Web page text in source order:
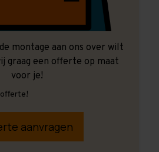
montage aan ons over wilt
graag een offerte op maat
voor je!
offerte!
aanvragen